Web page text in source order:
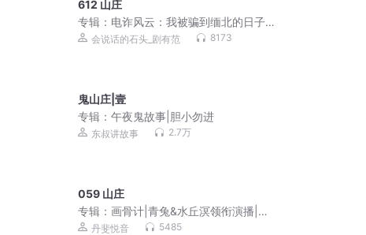
612 山庄
专辑： 电诈风云：我被骗到缅北的日子|
孤注一掷|人间炼狱|真人真事儿|会员免
会说话的石头_剧有范 8173
鬼山庄|壹
专辑：午夜鬼故事|胆小勿进
东叔讲故事 2.7万
059 山庄
专辑：画骨计|青兔&水丘溟领衔演播|古
言悬疑|探案|复仇|穿越|权谋|多人有声剧
丹斐悦音 5485